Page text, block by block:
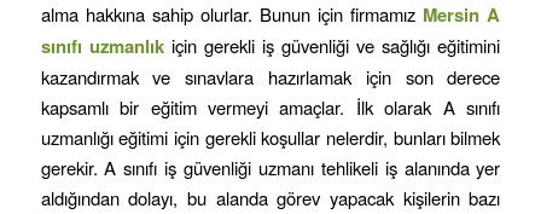
alma hakkına sahip olurlar. Bunun için firmamız Mersin A
sınıfı uzmanlıkiçin gerekli iş güvenliği ve sağlığı eğitimini
kazandırmak ve sınavlara hazırlamak için son derece
kapsamlı bir eğitim vermeyi amaçlar. İlk olarak A sınıfı
uzmanlığı eğitimi için gerekli koşullar nelerdir, bunları bilmek
gerekir. A sınıfı iş güvenliği uzmanı tehlikeli iş alanında yer
aldığından dolayı, bu alanda görev yapacak kişilerin bazı